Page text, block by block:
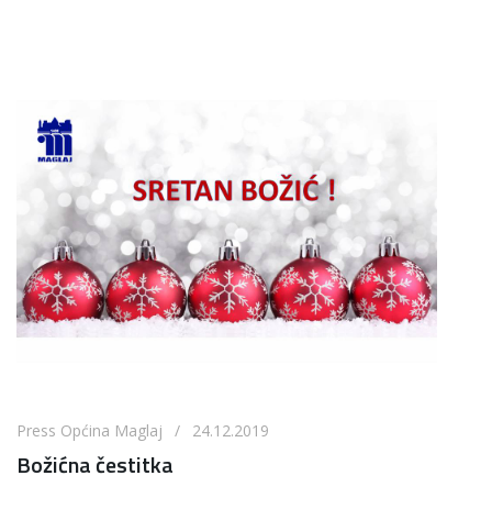
Press Općina Maglaj / 24.12.2019
Božićna čestitka